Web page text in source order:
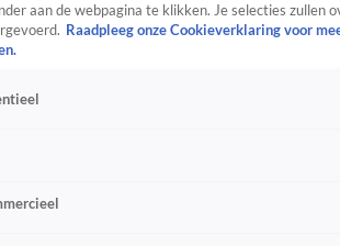
aan de webpagina te klikken. Je selecties zullen
Raadpleeg onze Cookieverklaring voor